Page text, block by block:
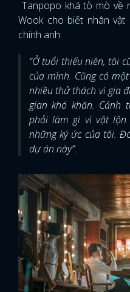
Tanpopo khá tò mò về
Wook cho biết nhân vật
chính anh:
“Ở tuổi thiếu niên, tôi
của mình. Cũng có
nhiều thử thách vì gia
gian khó khăn. Cảnh
phải làm gì vì vật lộn
những ký ức của tôi.
dự án này”.